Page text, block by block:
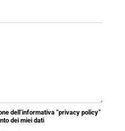
dell’informativa “privacy policy”
dei miei dati